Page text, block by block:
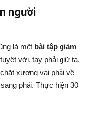
người
là một bài tập giảm
vời, tay phải giữ tạ.
xương vai phải về
phải. Thực hiện 30